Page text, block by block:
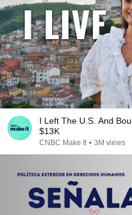
I Left The U.S. And
$13K
CNBC Make It • 3M views